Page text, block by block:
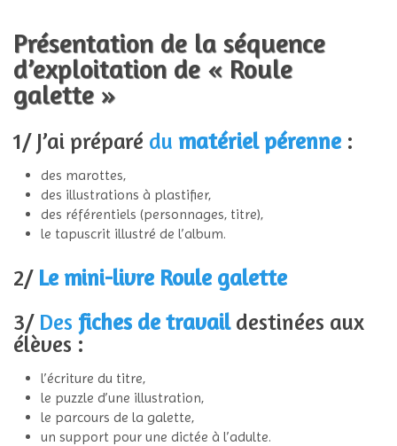
Présentation de la séquence
d’exploitation de « Roule
galette »
1/ J’ai préparé du matériel pérenne :
des marottes,
des illustrations à plastifier,
des référentiels (personnages, titre),
le tapuscrit illustré de l’album.
2/ Le mini-livre Roule galette
3/ Des fiches de travaildestinées aux
élèves :
l’écriture du titre,
le puzzle d’une illustration,
le parcours de la galette,
un support pour une dictée à l’adulte.